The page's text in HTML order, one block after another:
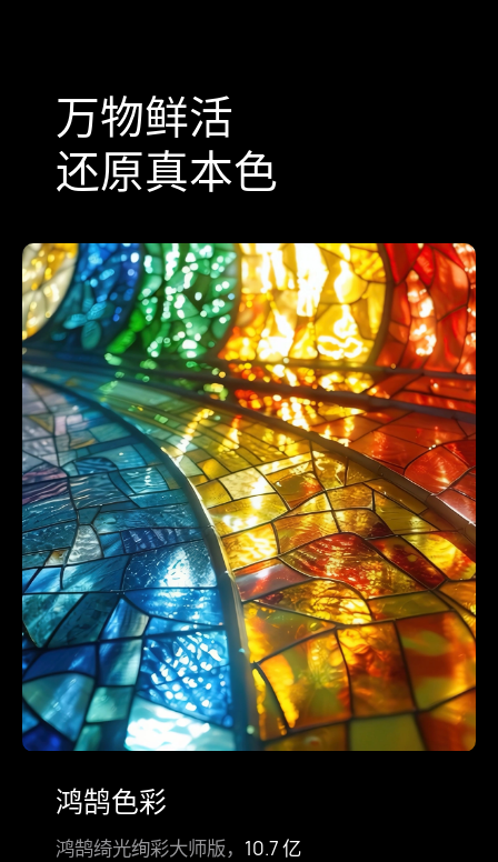
万物鲜活
还原真本色
鸿鹄色彩
鸿鹄绮光绚彩大师版， 10.7 亿